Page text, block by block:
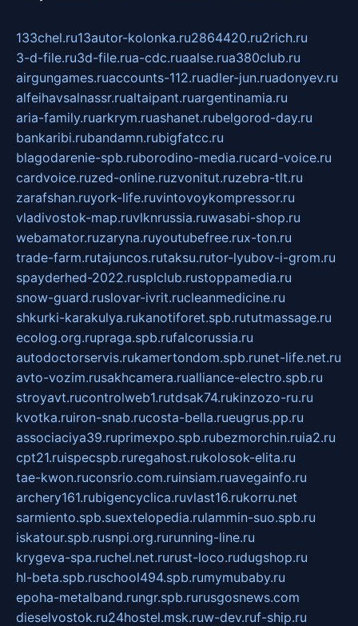
133chel.ru13autor-kolonka.ru2864420.ru2rich.ru
3-d-file.ru3d-file.rua-cdc.ruaalse.rua380club.ru
airgungames.ruaccounts-112.ruadler-jun.ruadonyev.ru
alfeihavsalnassr.rualtaipant.ruargentinamia.ru
aria-family.ruarkrym.ruashanet.rubelgorod-day.ru
bankaribi.rubandamn.rubigfatcc.ru
blagodarenie-spb.ruborodino-media.rucard-voice.ru
cardvoice.ruzed-online.ruzvonitut.ruzebra-tlt.ru
zarafshan.ruyork-life.ruvintovoykompressor.ru
vladivostok-map.ruvlknrussia.ruwasabi-shop.ru
webamator.ruzaryna.ruyoutubefree.rux-ton.ru
trade-farm.rutajuncos.rutaksu.rutor-lyubov-i-grom.ru
spayderhed-2022.rusplclub.rustoppamedia.ru
snow-guard.ruslovar-ivrit.rucleanmedicine.ru
shkurki-karakulya.rukanotiforet.spb.rututmassage.ru
ecolog.org.rupraga.spb.rufalcorussia.ru
autodoctorservis.rukamertondom.spb.runet-life.net.ru
avto-vozim.rusakhcamera.rualliance-electro.spb.ru
stroyavt.rucontrolweb1.rutdsak74.rukinzozo-ru.ru
kvotka.ruiron-snab.rucosta-bella.rueugrus.pp.ru
associaciya39.ruprimexpo.spb.rubezmorchin.ruia2.ru
cpt21.ruispecspb.ruregahost.rukolosok-elita.ru
tae-kwon.ruconsrio.com.ruinsiam.ruavegainfo.ru
archery161.rubigencyclica.ruvlast16.rukorru.net
sarmiento.spb.suextelopedia.rulammin-suo.spb.ru
iskatour.spb.rusnpi.org.rurunning-line.ru
krygeva-spa.ruchel.net.rurust-loco.rudugshop.ru
hl-beta.spb.ruschool494.spb.rumymubaby.ru
epoha-metalband.rungr.spb.rurusgosnews.com
dieselvostok.ru24hostel.msk.ruw-dev.ruf-ship.ru